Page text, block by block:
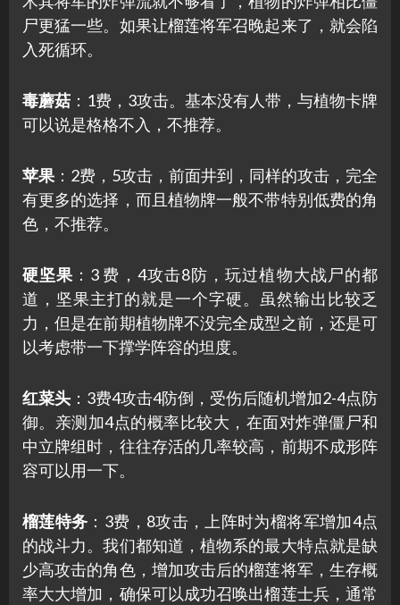
尸更猛一些。如果让榴莲将军召晚起来了，就会陷
入死循环。
毒蘑菇 ：1费，3攻击。基本没有人带，与植物卡牌
可以说是格格不入，不推荐。
苹果 ：2费，5攻击，前面井到，同样的攻击，完全
有更多的选择，而且植物牌一般不带特别低费的角
色，不推荐。
硬坚果 ：3 费，4攻击8防，玩过植物大战尸的都
道，坚果主打的就是一个字硬。虽然输出比较乏
力，但是在前期植物牌不没完全成型之前，还是可
以考虑带一下撑学阵容的坦度。
红菜头 ：3费4攻击4防倒，受伤后随机增加2-4点防
御。亲测加4点的概率比较大，在面对炸弹僵尸和
中立牌组时，往往存活的几率较高，前期不成形阵
容可以用一下。
榴莲特务 ：3费，8攻击，上阵时为榴将军增加4点
的战斗力。我们都知道，植物系的最大特点就是缺
少高攻击的角色，增加攻击后的榴莲将军，生存概
率大大增加，确保可以成功召唤出榴莲士兵，通常